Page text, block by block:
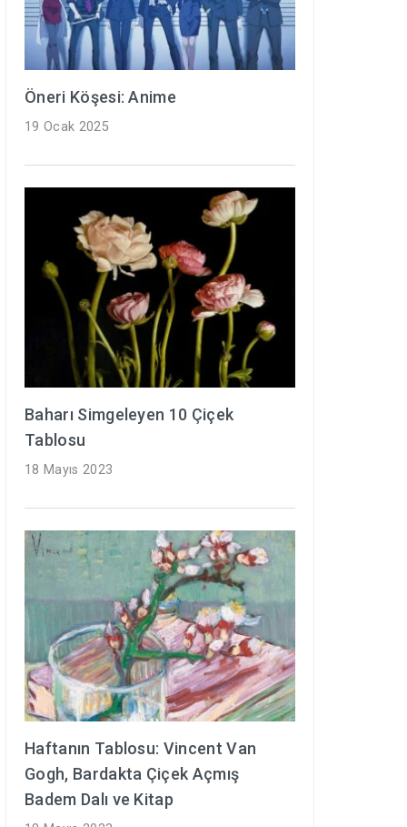
Öneri Köşesi: Anime
19 Ocak 2025
Baharı Simgeleyen 10 Çiçek
Tablosu
18 Mayıs 2023
Haftanın Tablosu: Vincent Van
Gogh, Bardakta Çiçek Açmış
Badem Dalı ve Kitap